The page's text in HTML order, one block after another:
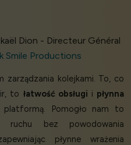
Dion - Directeur Général
Smile Productions
zarządzania kolejkami. To, co
to łatwość obsługi i płynna
platformą. Pomogło nam to
ruchu bez powodowania
płynne wrażenia